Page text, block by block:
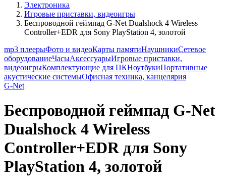
Электроника
Игровые приставки, видеоигры
Беспроводной геймпад G-Net Dualshock 4 Wireless
Controller+EDR для Sony PlayStation 4, золотой
mp3 плеерыФото и видеоКарты памятиНаушникиСетевое
оборудованиеЧасыАксессуарыИгровые приставки,
видеоигрыКомплектующие для ПКНоутбукиПортативные
акустические системыОфисная техника, канцелярия
G-Net
Беспроводной геймпад G-Net
Dualshock 4 Wireless
Controller+EDR для Sony
PlayStation 4, золотой